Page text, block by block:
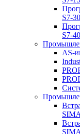
S7-
S7-
AS-